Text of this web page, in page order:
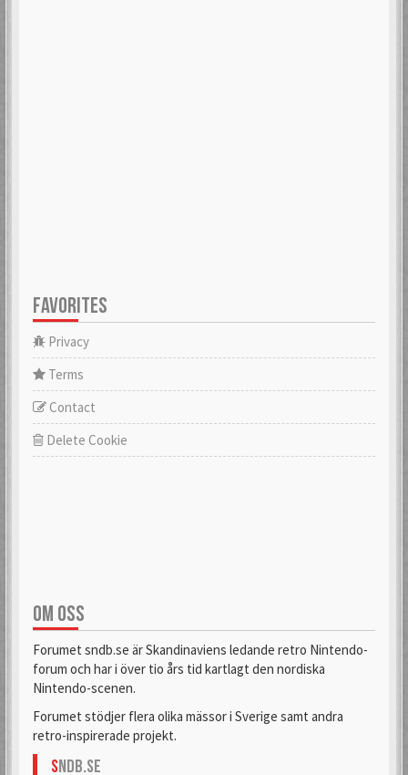
FAVORITES
Privacy
Terms
Contact
Delete Cookie
OM OSS
Forumet sndb.se är Skandinaviens ledande retro Nintendo-
forum och har i över tio års tid kartlagt den nordiska
Nintendo-scenen.
Forumet stödjer flera olika mässor i Sverige samt andra
retro-inspirerade projekt.
SNDB.se